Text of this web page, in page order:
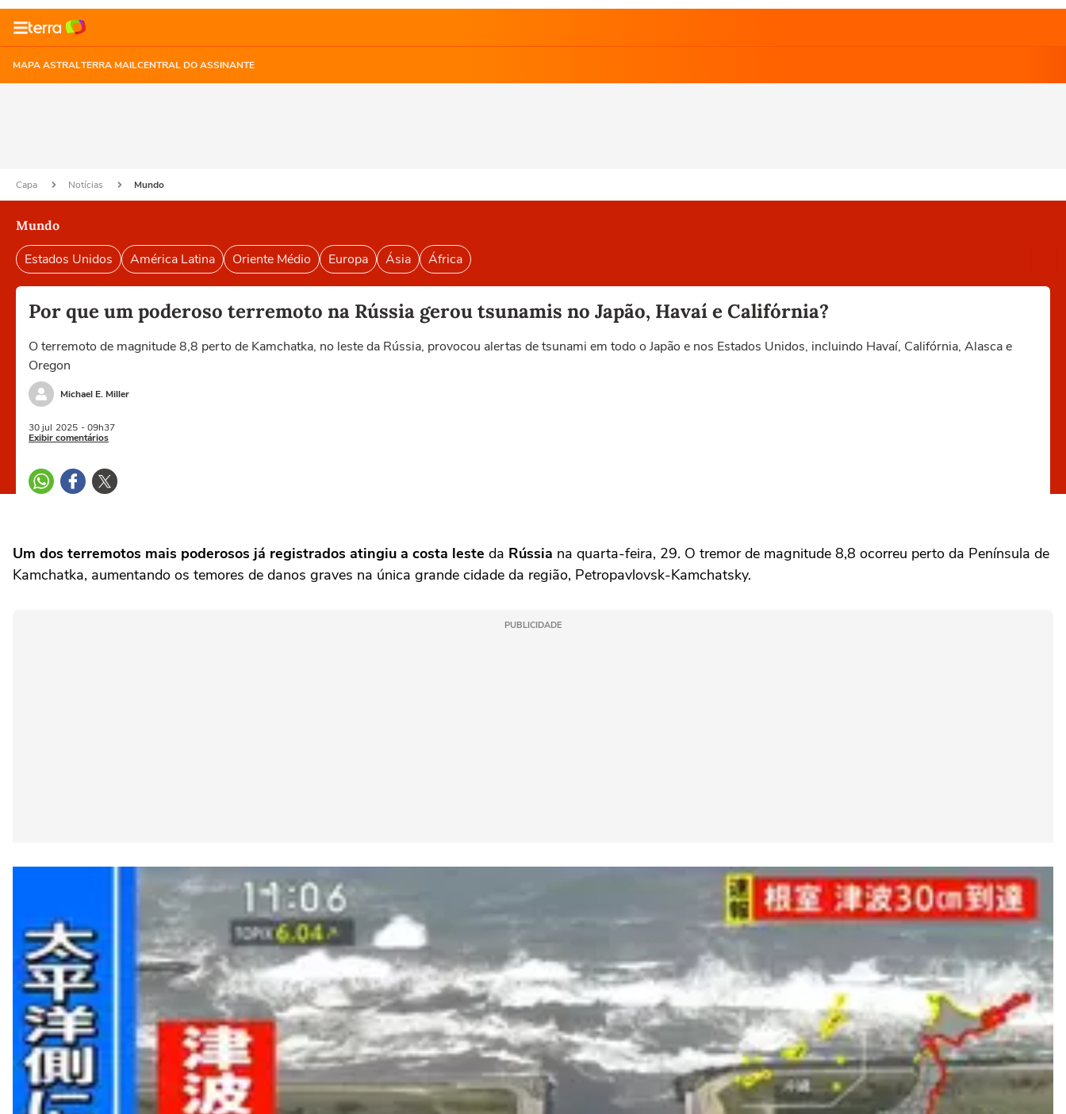
MAPA ASTRALTERRA MAILCENTRAL DO ASSINANTE
Capa Notícias Mundo
Mundo
Estados Unidos América Latina Oriente Médio Europa Ásia África
Por que um poderoso terremoto na Rússia gerou tsunamis no Japão, Havaí e Califórnia?
O terremoto de magnitude 8,8 perto de Kamchatka, no leste da Rússia, provocou alertas de tsunami em todo o Japão e nos Estados Unidos, incluindo Havaí, Califórnia, Alasca e
Oregon
Michael E. Miller
30 jul 2025 - 09h37
Exibir comentários
Um dos terremotos mais poderosos já registrados atingiu a costa leste da Rússia na quarta-feira, 29. O tremor de magnitude 8,8 ocorreu perto da Península de
Kamchatka, aumentando os temores de danos graves na única grande cidade da região, Petropavlovsk-Kamchatsky.
PUBLICIDADE